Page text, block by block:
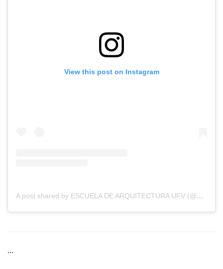
View this post on Instagram
A
post shared by ESCUELA DE ARQUITECTURA UFV (@arquitecturaufv)
…